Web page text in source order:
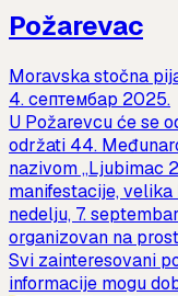
Požarevac
Moravska stočna
4. септембар 2025.
U Požarevcu će se
održati 44.
nazivom „Ljubimac
manifestacije,
nedelju, 7.
organizovan na
Svi zainteresovani
informacije mogu